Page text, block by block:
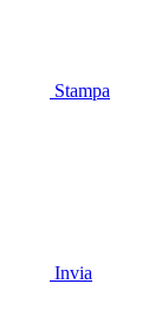
Stampa
Invia